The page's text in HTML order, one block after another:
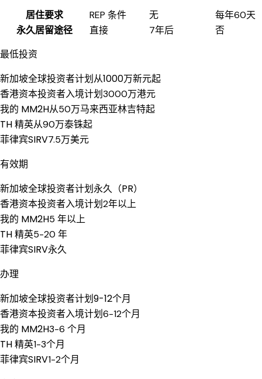
居住要求
REP 条件 无
每年60天
永久居留途径
直接 7年后 否
最低投资
新加坡全球投资者计划从1000万新元起
香港资本投资者入境计划3000万港元
我的 MM2H从50万马来西亚林吉特起
TH 精英从90万泰铢起
菲律宾SIRV7.5万美元
有效期
新加坡全球投资者计划永久（PR）
香港资本投资者入境计划2年以上
我的 MM2H5 年以上
TH 精英5-20 年
菲律宾SIRV永久
办理
新加坡全球投资者计划9-12个月
香港资本投资者入境计划6-12个月
我的 MM2H3-6 个月
TH 精英1-3个月
菲律宾SIRV1-2个月